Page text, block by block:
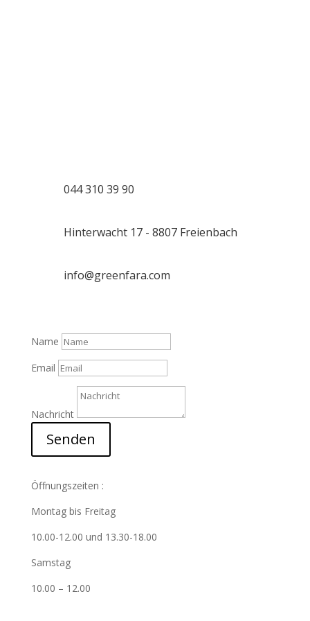
044 310 39 90
Hinterwacht 17 - 8807 Freienbach
info@greenfara.com
Name
Email
Nachricht
Senden
Öffnungszeiten :
Montag bis Freitag
10.00-12.00 und 13.30-18.00
Samstag
10.00 – 12.00